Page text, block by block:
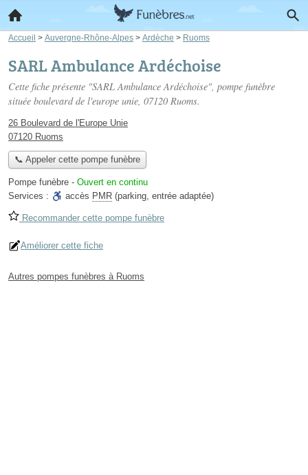
Accueil > Auvergne-Rhône-Alpes > Ardèche > Ruoms
SARL Ambulance Ardéchoise
Cette fiche présente "SARL Ambulance Ardéchoise", pompe funèbre
située boulevard de l'europe unie, 07120 Ruoms.
26 Boulevard de l'Europe Unie
07120 Ruoms
📞 Appeler cette pompe funèbre
Pompe funèbre - Ouvert en continu
Services :
accès PMR (parking, entrée adaptée)
Recommander cette pompe funèbre
Améliorer cette fiche
Autres pompes funèbres à Ruoms